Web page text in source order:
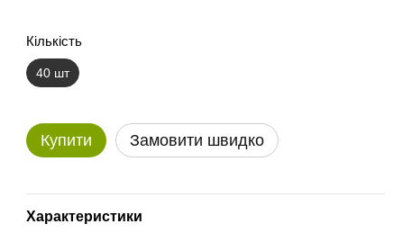
Кількість
40 шт
Купити Замовити швидко
Характеристики